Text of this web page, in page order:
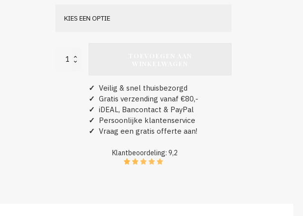
aantal
✓ Veilig & snel thuisbezorgd
✓ Gratis verzending vanaf €80,-
✓ iDEAL, Bancontact & PayPal
✓ Persoonlijke klantenservice
✓ Vraag een gratis offerte aan!
Klantbeoordeling: 9,2